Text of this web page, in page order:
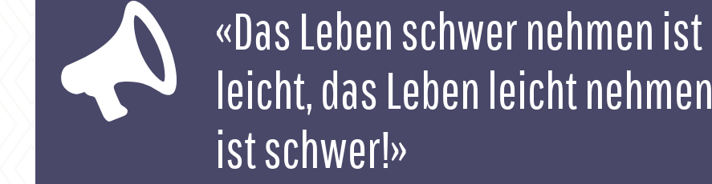
«Das Leben schwer nehmen ist
leicht, das Leben leicht nehmen
ist schwer!»